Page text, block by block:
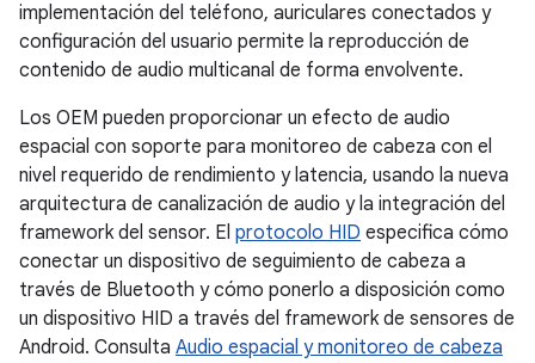
implementación del teléfono, auriculares conectados y
configuración del usuario permite la reproducción de
contenido de audio multicanal de forma envolvente.
Los OEM pueden proporcionar un efecto de audio
espacial con soporte para monitoreo de cabeza con el
nivel requerido de rendimiento y latencia, usando la nueva
arquitectura de canalización de audio y la integración del
framework del sensor. El protocolo HID especifica cómo
conectar un dispositivo de seguimiento de cabeza a
través de Bluetooth y cómo ponerlo a disposición como
un dispositivo HID a través del framework de sensores de
Android. Consulta Audio espacial y monitoreo de cabeza